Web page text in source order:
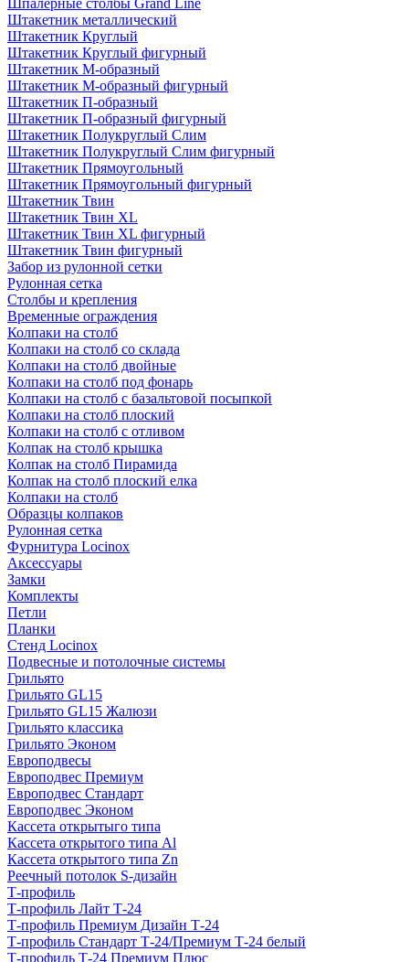
Шпалерные столбы Grand Line
Штакетник металлический
Штакетник Круглый
Штакетник Круглый фигурный
Штакетник М-образный
Штакетник М-образный фигурный
Штакетник П-образный
Штакетник П-образный фигурный
Штакетник Полукруглый Слим
Штакетник Полукруглый Слим фигурный
Штакетник Прямоугольный
Штакетник Прямоугольный фигурный
Штакетник Твин
Штакетник Твин XL
Штакетник Твин XL фигурный
Штакетник Твин фигурный
Забор из рулонной сетки
Рулонная сетка
Столбы и крепления
Временные ограждения
Колпаки на столб
Колпаки на столб со склада
Колпаки на столб двoйные
Колпаки на столб под фонарь
Колпаки на столб с базальтовой посыпкой
Колпаки на столб плоский
Колпаки на столб с отливом
Колпак на столб крышка
Колпак на столб Пирамида
Колпак на столб плоский елка
Колпаки на столб
Образцы колпаков
Рулонная сетка
Фурнитура Locinox
Аксессуары
Замки
Комплекты
Петли
Планки
Стенд Locinox
Подвесные и потолочные системы
Грильято
Грильято GL15
Грильято GL15 Жалюзи
Грильято классика
Грильято Эконом
Европодвесы
Европодвес Премиум
Европодвес Стандарт
Европодвес Эконом
Кассета открытыго типа
Кассета открытого типа Al
Кассета открытого типа Zn
Реечный потолок S-дизайн
Т-профиль
Т-профиль Лайт Т-24
Т-профиль Премиум Дизайн Т-24
Т-профиль Стандарт Т-24/Премиум Т-24 белый
Т-профиль Т-24 Премиум Плюс